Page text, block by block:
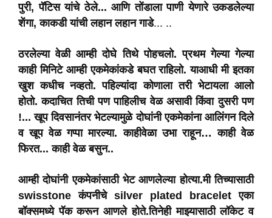
पुरी, पॅटिस यांचे ठेले... आणि तोंडाला पाणी येणारे उकडलेल्या
शेंगा, काकडी यांची लहान लहान गाडे... ..
ठरलेल्या वेळी आम्ही दोघे तिथे पोहचलो. प्रथम गेल्या गेल्या
काही मिनिटे आम्ही एकमेकांकडे बघत राहिलो. याआधी मी इतका
खुश कधीच नव्हतो. पहिल्यांदा कोणाला तरी भेटायला आलो
होतो. कदाचित तिची पण पाहिलीच वेळ असावी किंवा दुसरी पण
!... खूप दिवसानंतर भेटल्यामुळे दोघांनी एकमेकांना आलिंगन दिले
व खूप वेळ गप्पा मारल्या. काहीवेळा उभा राहून… काही वेळ
फिरत... काही वेळ बसुन..
आम्ही दोघांनी एकमेकांसाठी भेट आणलेल्या होत्या.मी तिच्यासाठी
swisstone कंपनीचे silver plated bracelet एका
बॉक्समध्ये पॅक करून आणले होते.तिनेही माझ्यासाठी लॉकेट व